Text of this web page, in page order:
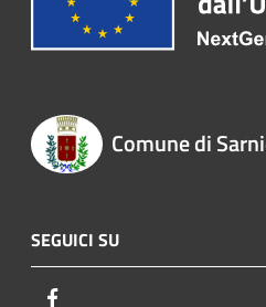
Comune di
SEGUICI SU